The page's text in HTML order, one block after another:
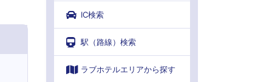
IC検索
駅（路線）検索
ラブホテルエリアから探す